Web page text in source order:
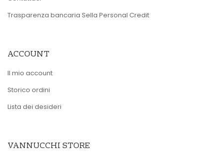
Trasparenza bancaria Sella Personal Credit
ACCOUNT
Il mio account
Storico ordini
Lista dei desideri
VANNUCCHI STORE